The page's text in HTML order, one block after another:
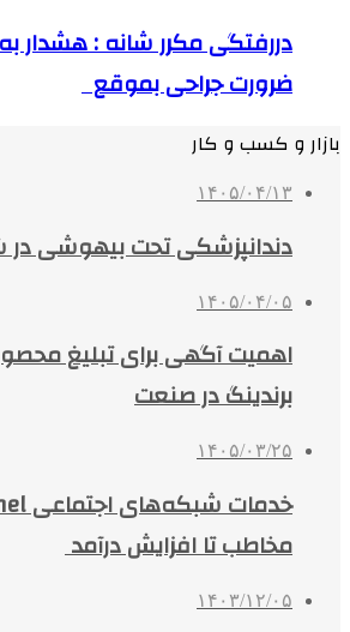
دررفتگی مکرر شانه : هشدار
ضرورت جراحی بموقع
بازار و کسب و کار
۱۴۰۵/۰۴/۱۳
دندانپزشکی تحت بیهوشی در
۱۴۰۵/۰۴/۰۵
اهمیت آگهی برای تبلیغ
برندینگ در صنعت
۱۴۰۵/۰۳/۲۵
مخاطب تا افزایش درآمد
۱۴۰۳/۱۲/۰۵